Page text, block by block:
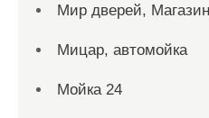
Мир дверей, Магазин
Мицар, автомойка
Мойка 24